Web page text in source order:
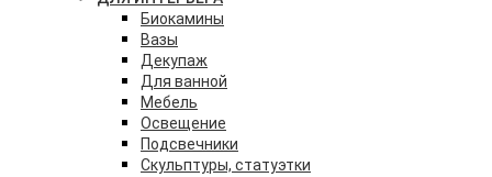
Биокамины
Вазы
Декупаж
Для ванной
Мебель
Освещение
Подсвечники
Скульптуры, статуэтки